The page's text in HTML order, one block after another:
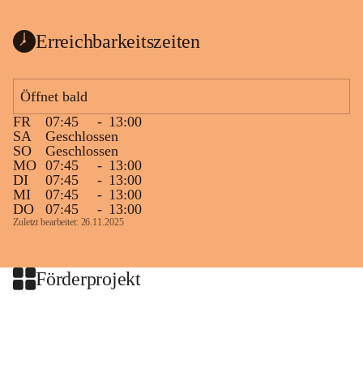
Erreichbarkeitszeiten
Öffnet bald
FR
07:45 - 13:00
SA
Geschlossen
SO
Geschlossen
MO 07:45 - 13:00
DI
07:45 - 13:00
MI
07:45 - 13:00
DO
07:45 - 13:00
Zuletzt bearbeitet: 26.11.2025
Förderprojekt